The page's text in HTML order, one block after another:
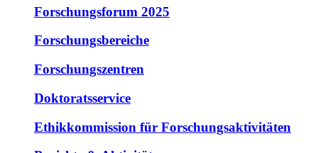
Forschungsforum 2025
Forschungsbereiche
Forschungszentren
Doktoratsservice
Ethikkommission für Forschungsaktivitäten